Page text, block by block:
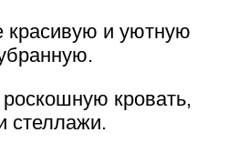
красивую и уютную
кровать,
стеллажи.